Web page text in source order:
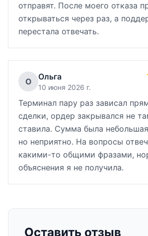
отправят. После моего отказа
открываться через раз, а
перестала отвечать.
О Ольга
10 июня 2026 г.
Терминал пару раз зависал
сделки, ордер закрывался не
ставила. Сумма была
но неприятно. На вопросы
какими-то общими фразами,
объяснения я не получила.
Оставить отзыв